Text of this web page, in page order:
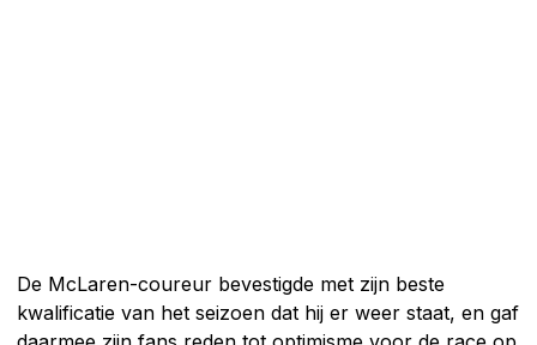
De McLaren-coureur bevestigde met zijn beste
kwalificatie van het seizoen dat hij er weer staat, en gaf